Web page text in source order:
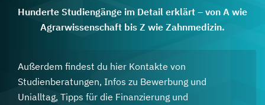
Hunderte Studiengänge im Detail erklärt – von A wie
Agrarwissenschaft bis Z wie Zahnmedizin.
Außerdem findest du hier Kontakte von
Studienberatungen, Infos zu Bewerbung und
Unialltag, Tipps für die Finanzierung und